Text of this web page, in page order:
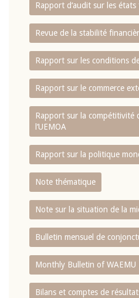
Rapport d‘audit sur les
Revue de la stabilité
Rapport sur les conditions
Rapport sur le commerce
Rapport sur la compétitivité
l‘UEMOA
Rapport sur la politique
Note thématique
Note sur la situation de la
Bulletin mensuel de
Monthly Bulletin of WAEMU
Bilans et comptes de